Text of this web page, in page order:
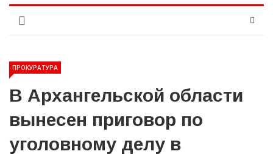
ПРОКУРАТУРА
В Архангельской области
вынесен приговор по
уголовному делу в